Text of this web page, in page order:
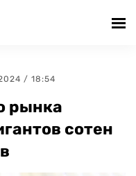
/ 18:54
рынка
сотен